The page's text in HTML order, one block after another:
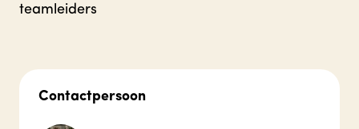
teamleiders
Contactpersoon